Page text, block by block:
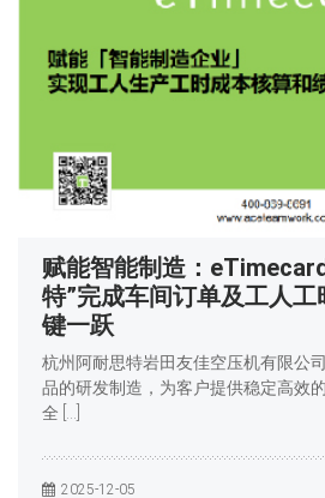
赋能智能制造：
特”完成车间订单及工人
键一跃
杭州阿耐思特岩田友佳空压机有限公
品的研发制造，为客户提供稳定高效
全 […]
2025-12-05